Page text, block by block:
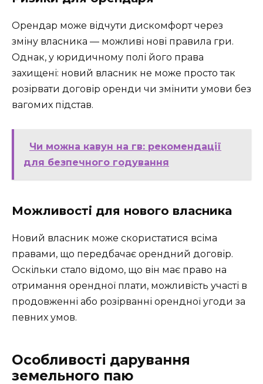
Орендар може відчути дискомфорт через
зміну власника — можливі нові правила гри.
Однак, у юридичному полі його права
захищені: новий власник не може просто так
розірвати договір оренди чи змінити умови без
вагомих підстав.
Чи можна кавун на гв: рекомендації
для безпечного годування
Можливості для нового власника
Новий власник може скористатися всіма
правами, що передбачає орендний договір.
Оскільки стало відомо, що він має право на
отримання орендної плати, можливість участі в
продовженні або розірванні орендної угоди за
певних умов.
Особливості дарування
земельного паю